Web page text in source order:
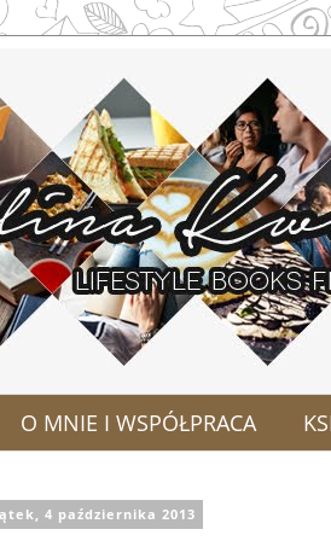
O MNIE I WSPÓŁPRACA
4 października 2013